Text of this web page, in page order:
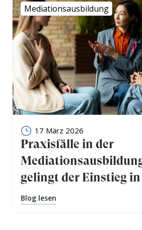
Mediationsausbildung
17 März 2026
Praxisfälle in der
gelingt der Einstieg
Blog lesen